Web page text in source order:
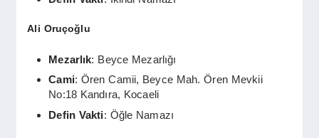
Ali Oruçoğlu
Mezarlık: Beyce Mezarlığı
Cami: Ören Camii, Beyce Mah. Ören Mevkii
No:18 Kandıra, Kocaeli
Defin Vakti: Öğle Namazı